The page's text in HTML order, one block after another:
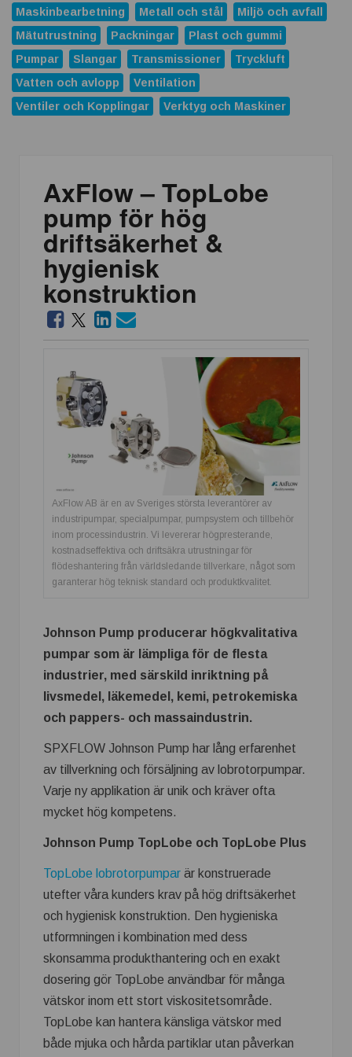
Maskinbearbetning
Metall och stål
Miljö och avfall
Mätutrustning
Packningar
Plast och gummi
Pumpar
Slangar Transmissioner
Tryckluft
Vatten och avlopp
Ventilation
Ventiler och Kopplingar
Verktyg och Maskiner
AxFlow – TopLobe
pump för hög
driftsäkerhet &
hygienisk
konstruktion
AxFlow AB är en av Sveriges största leverantörer av
industripumpar, specialpumpar, pumpsystem och tillbehör
inom processindustrin. Vi levererar högpresterande,
kostnadseffektiva och driftsäkra utrustningar för
flödeshantering från världsledande tillverkare, något som
garanterar hög teknisk standard och produktkvalitet.
Johnson Pump producerar högkvalitativa
pumpar som är lämpliga för de flesta
industrier, med särskild inriktning på
livsmedel, läkemedel, kemi, petrokemiska
och pappers- och massaindustrin.
SPXFLOW Johnson Pump har lång erfarenhet
av tillverkning och försäljning av lobrotorpumpar.
Varje ny applikation är unik och kräver ofta
mycket hög kompetens.
Johnson Pump TopLobe och TopLobe Plus
TopLobe lobrotorpumpar är konstruerade
utefter våra kunders krav på hög driftsäkerhet
och hygienisk konstruktion. Den hygieniska
utformningen i kombination med dess
skonsamma produkthantering och en exakt
dosering gör TopLobe användbar för många
vätskor inom ett stort viskositetsområde.
TopLobe kan hantera känsliga vätskor med
både mjuka och hårda partiklar utan påverkan